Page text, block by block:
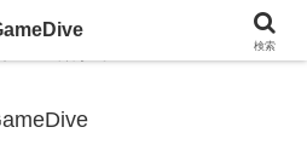
検索